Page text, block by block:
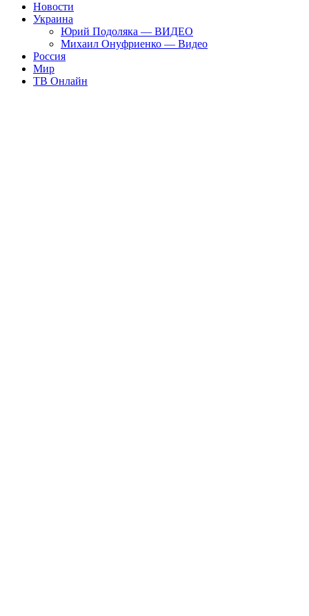
Новости
Украина
Юрий Подоляка — ВИДЕО
Михаил Онуфриенко — Видео
Россия
Мир
ТВ Онлайн